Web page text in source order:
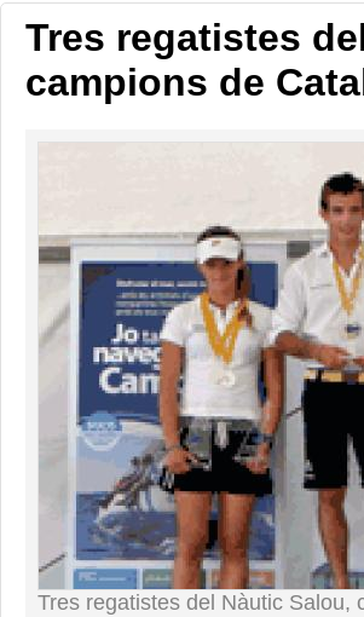
Tres regatistes
campions de
Tres regatistes del Nàutic Salou,